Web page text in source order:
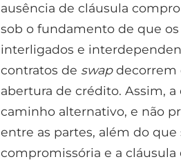
ausência de cláusula
sob o fundamento de que
interligados e
contratos de swapdecorrem
abertura de crédito. Assim,
caminho alternativo, e não
entre as partes, além do
compromissória e a cláusula